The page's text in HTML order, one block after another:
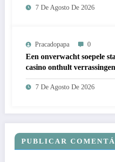
7 De Agosto De 2026
Pracadopapa 0
Een onverwacht soepele
casino onthult
nieuwkomers
7 De Agosto De 2026
PUBLICAR